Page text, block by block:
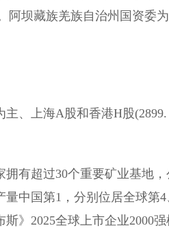
阿坝藏族羌族自治州国资委为
、上海A股和香港H股(2899.
有超过30个重要矿业基地，
中国第1，分别位居全球第4
》2025全球上市企业2000强